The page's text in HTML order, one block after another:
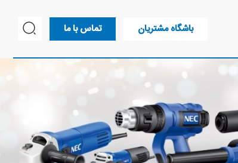
باشگاه مشتریان تماس با ما